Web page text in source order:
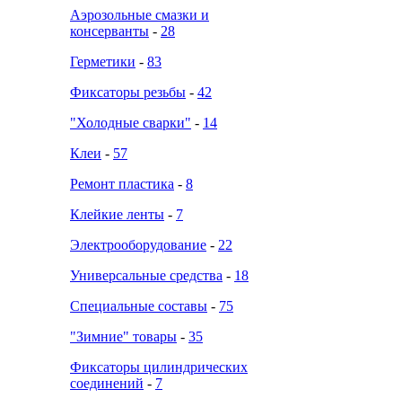
Аэрозольные смазки и
консерванты - 28
Герметики - 83
Фиксаторы резьбы - 42
"Холодные сварки" - 14
Клеи - 57
Ремонт пластика - 8
Клейкие ленты - 7
Электрооборудование - 22
Универсальные средства - 18
Специальные составы - 75
"Зимние" товары - 35
Фиксаторы цилиндрических
соединений - 7